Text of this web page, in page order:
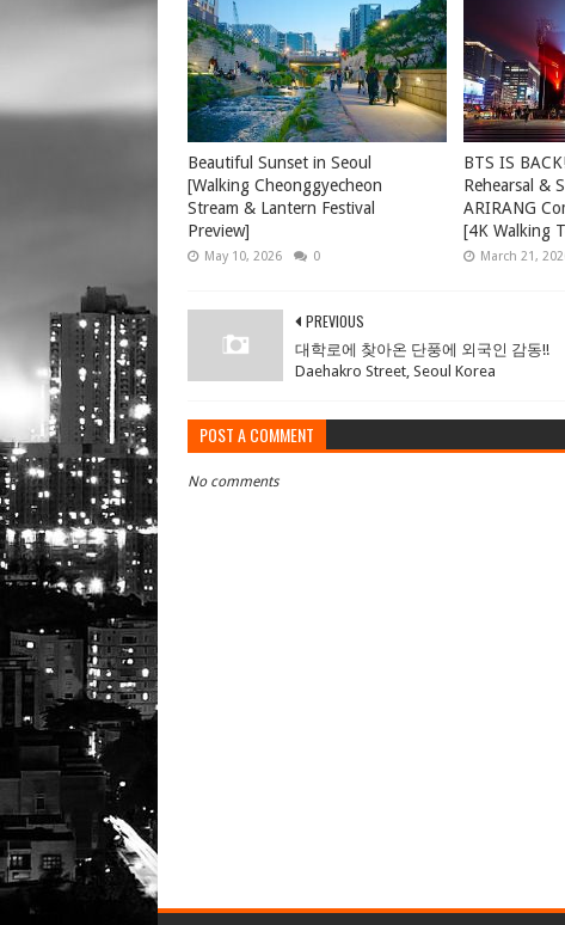
Beautiful Sunset in Seoul
[Walking Cheonggyecheon
Stream & Lantern Festival
Preview]
May 10, 2026 0
BTS IS
Rehearsal &
ARIRANG
[4K Walking
March 21,
PREVIOUS
대학로에 찾아온 단풍에 외국인 감동!!
Daehakro Street, Seoul Korea
POST A COMMENT
No comments